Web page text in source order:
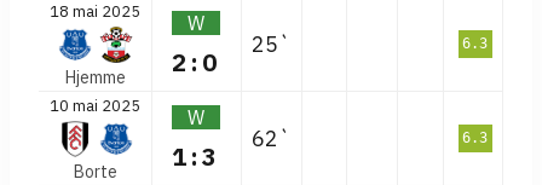
18 mai 2025
Hjemme
W
2:0
25` 6.3
10 mai 2025
Borte
W
1:3
62` 6.3